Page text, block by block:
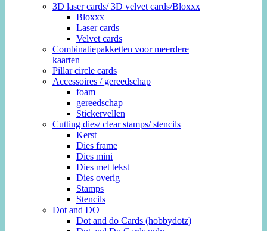
3D laser cards/ 3D velvet cards/Bloxxx
Bloxxx
Laser cards
Velvet cards
Combinatiepakketten voor meerdere
kaarten
Pillar circle cards
Accessoires / gereedschap
foam
gereedschap
Stickervellen
Cutting dies/ clear stamps/ stencils
Kerst
Dies frame
Dies mini
Dies met tekst
Dies overig
Stamps
Stencils
Dot and DO
Dot and do Cards (hobbydotz)